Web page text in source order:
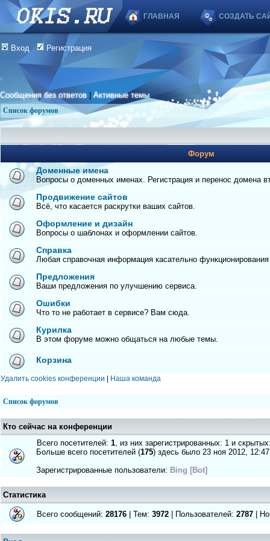
ГЛАВНАЯ СОЗДАТЬ
Вход Регистрация
Сообщения без ответов |Активные темы
Список форумов
Форум
Доменные имена
Вопросы о доменных именах. Регистрация и перенос домена
Продвижение сайтов
Всё, что касается раскрутки ваших сайтов.
Оформление и дизайн
Вопросы о шаблонах и оформлении сайтов.
Справка
Любая справочная информация касательно
Предложения
Ваши предложения по улучшению сервиса.
Ошибки
Что то не работает в сервисе? Вам сюда.
Курилка
В этом форуме можно общаться на любые темы.
Корзина
Удалить cookies конференции Наша команда
Список форумов
Кто сейчас на конференции
Всего посетителей: 1, из них зарегистрированных: 1 и
Больше всего посетителей (175) здесь было 23 ноя 2012, 12:47
Зарегистрированные пользователи: Bing [Bot]
Статистика
Всего сообщений: 28176 | Тем: 3972 | Пользователей: 2787 |